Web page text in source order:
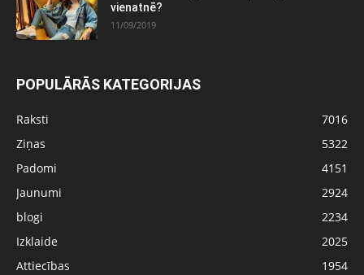
vienatnē?
11/09/2019
POPULĀRĀS KATEGORIJAS
Raksti
7016
Ziņas
5322
Padomi
4151
Jaunumi
2924
blogi
2234
Izklaide
2025
Attiecības
1954